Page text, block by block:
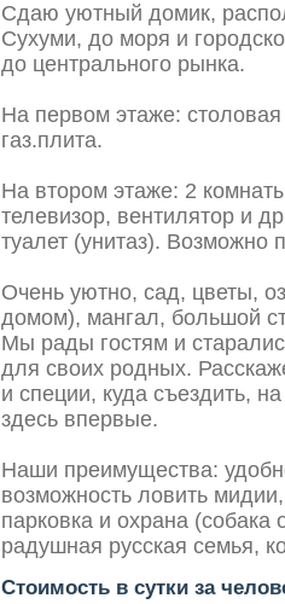
Сдаю уютный домик,
Сухуми, до моря и
до центрального рынка.
На первом этаже:
газ.плита.
На втором этаже: 2
телевизор, вентилятор и
туалет (унитаз). Возможно
Очень уютно, сад, цветы,
домом), мангал, большой
Мы рады гостям и
для своих родных.
и специи, куда съездить,
здесь впервые.
Наши преимущества:
возможность ловить
парковка и охрана
радушная русская семья,
Стоимость в сутки за